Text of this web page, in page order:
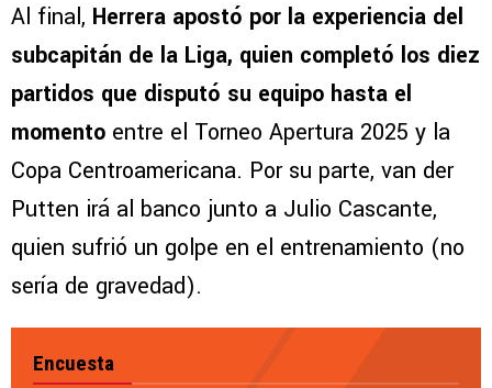
Al final, Herrera apostó por la experiencia del
subcapitán de la Liga, quien completó los diez
partidos que disputó su equipo hasta el
momento entre el Torneo Apertura 2025 y la
Copa Centroamericana. Por su parte, van der
Putten irá al banco junto a Julio Cascante,
quien sufrió un golpe en el entrenamiento (no
sería de gravedad).
Encuesta